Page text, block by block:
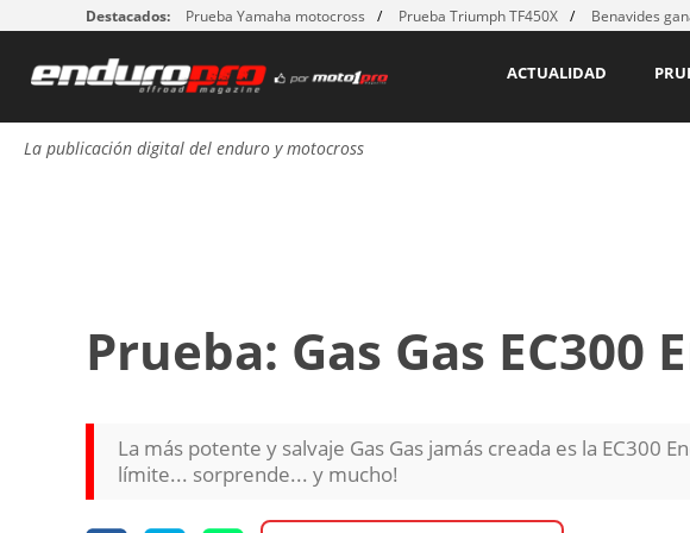
Destacados: Prueba Yamaha motocross Prueba Triumph TF450X Benavides
ACTUALIDAD
La publicación digital del enduro y motocross
Prueba: Gas Gas EC300
La más potente y salvaje Gas Gas jamás creada es la EC300
límite... sorprende... y mucho!